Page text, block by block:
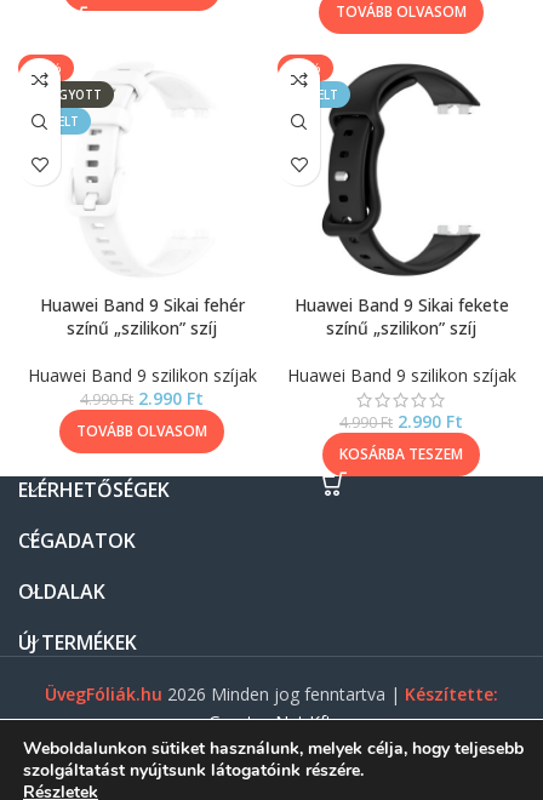
TOVÁBB OLVASOM
-40%
ELFOGYOTT
KIEMELT
Huawei Band 9 Sikai fehér
színű „szilikon” szíj
Huawei Band 9 szilikon szíjak
4.990Ft 2.990 Ft
TOVÁBB OLVASOM
-40%
KIEMELT
Huawei Band 9 Sikai fekete
színű „szilikon” szíj
Huawei Band 9 szilikon szíjak
4.990Ft 2.990 Ft
KOSÁRBA TESZEM
ELÉRHETŐSÉGEK
CÉGADATOK
OLDALAK
ÚJ TERMÉKEK
ÜvegFóliák.hu 2026 Minden jog fenntartva | Készítette:
Gasztro Net Kft.
Weboldalunkon sütiket használunk, melyek célja, hogy teljesebb
szolgáltatást nyújtsunk látogatóink részére.
Részletek